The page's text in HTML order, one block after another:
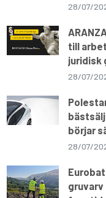
28/07/
till
juridisk
28/07/
börjar
28/07/
gruvarv